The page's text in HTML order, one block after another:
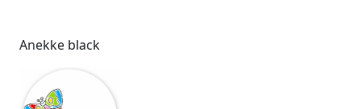
Anekke black